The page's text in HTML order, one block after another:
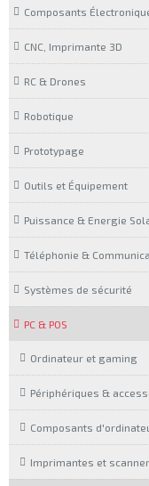
Composants
CNC, Imprimante 3D
RC & Drones
Robotique
Prototypage
Outils et Équipement
Puissance & Energie
Téléphonie &
Systèmes de sécurité
PC & POS
Ordinateur et gaming
Périphériques &
Composants
Imprimantes et